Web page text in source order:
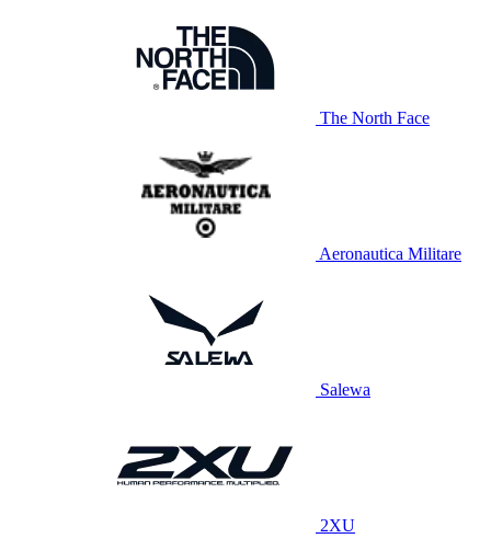
The North Face
Aeronautica Militare
Salewa
2XU